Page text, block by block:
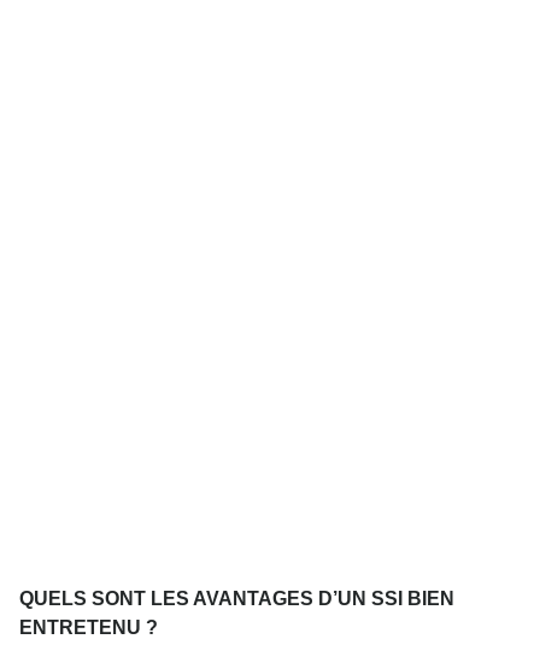
QUELS SONT LES AVANTAGES D’UN SSI BIEN
ENTRETENU ?